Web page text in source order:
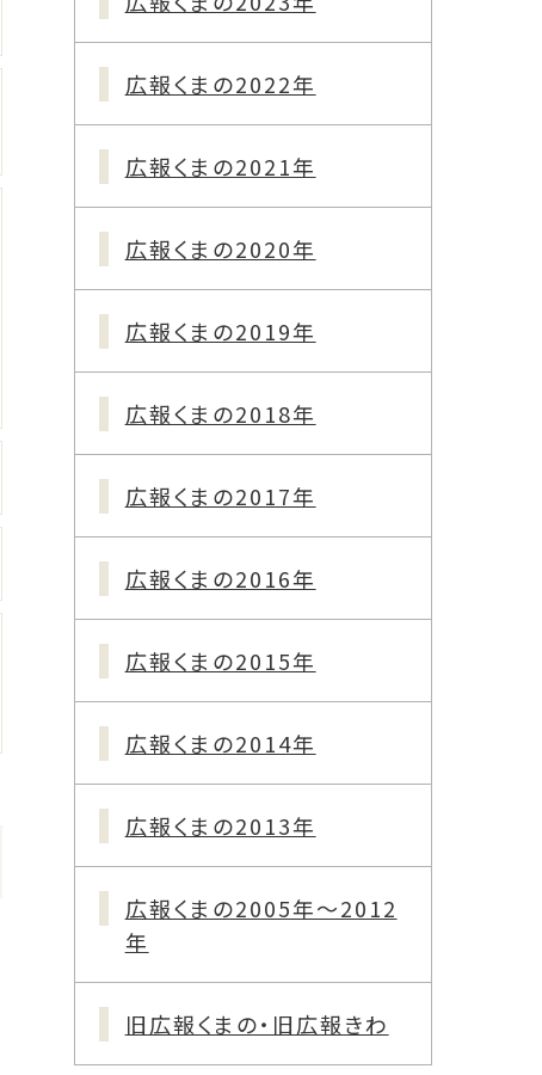
広報くまの2022年
広報くまの2021年
広報くまの2020年
広報くまの2019年
広報くまの2018年
広報くまの2017年
広報くまの2016年
広報くまの2015年
広報くまの2014年
広報くまの2013年
広報くまの2005年～2012
年
旧広報くまの・旧広報きわ